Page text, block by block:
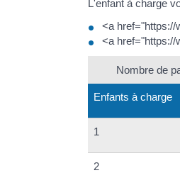
L'enfant à charge
<a href="https://
<a href="https://
Nombre de
Enfants à charge
1
2